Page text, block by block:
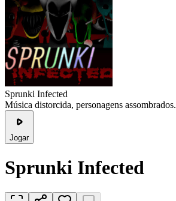
Sprunki Infected
Música distorcida, personagens assombrados.
Jogar
Sprunki Infected